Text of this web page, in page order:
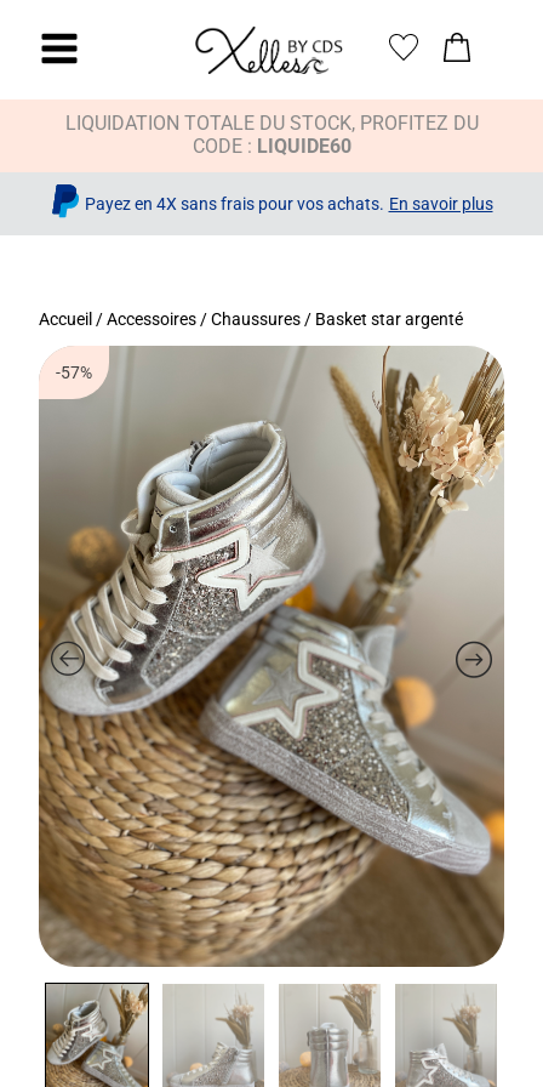
LIQUIDATION TOTALE DU STOCK, PROFITEZ DU
CODE : LIQUIDE60
Payez en 4X sans frais pour vos achats. En savoir plus
Accueil /Accessoires /Chaussures / Basket star argenté
-57%